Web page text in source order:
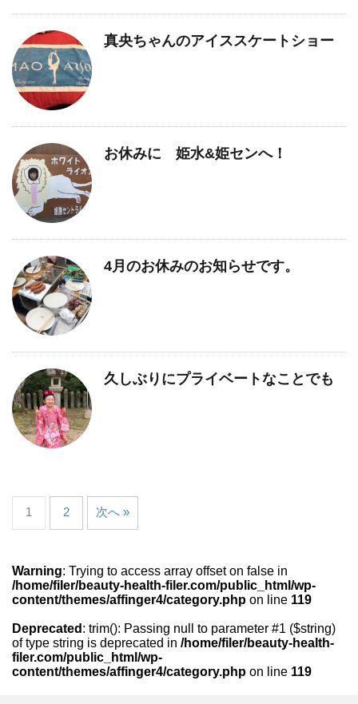
真央ちゃんのアイススケートショー
お休みに 姫水&姫センへ！
4月のお休みのお知らせです。
久しぶりにプライベートなことでも
1 2 次へ »
Warning: Trying to access array offset on false in
/home/filer/beauty-health-filer.com/public_html/wp-
content/themes/affinger4/category.php on line 119
Deprecated : trim(): Passing null to parameter #1 ($string)
of type string is deprecated in /home/filer/beauty-health-
filer.com/public_html/wp-
content/themes/affinger4/category.php on line 119